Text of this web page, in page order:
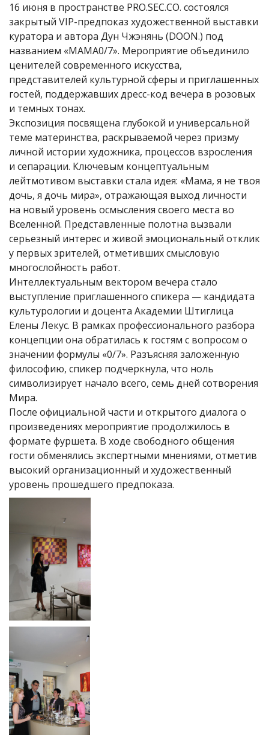
16 июня в пространстве PRO.SEC.CO. состоялся
закрытый VIP-предпоказ художественной выставки
куратора и автора Дун Чжэнянь (DOON.) под
названием «MAMA0/7». Мероприятие объединило
ценителей современного искусства,
представителей культурной сферы и приглашенных
гостей, поддержавших дресс-код вечера в розовых
и темных тонах.
Экспозиция посвящена глубокой и универсальной
теме материнства, раскрываемой через призму
личной истории художника, процессов взросления
и сепарации. Ключевым концептуальным
лейтмотивом выставки стала идея: «Мама, я не твоя
дочь, я дочь мира», отражающая выход личности
на новый уровень осмысления своего места во
Вселенной. Представленные полотна вызвали
серьезный интерес и живой эмоциональный отклик
у первых зрителей, отметивших смысловую
многослойность работ.
Интеллектуальным вектором вечера стало
выступление приглашенного спикера — кандидата
культурологии и доцента Академии Штиглица
Елены Лекус. В рамках профессионального разбора
концепции она обратилась к гостям с вопросом о
значении формулы «0/7». Разъясняя заложенную
философию, спикер подчеркнула, что ноль
символизирует начало всего, семь дней сотворения
Мира.
После официальной части и открытого диалога о
произведениях мероприятие продолжилось в
формате фуршета. В ходе свободного общения
гости обменялись экспертными мнениями, отметив
высокий организационный и художественный
уровень прошедшего предпоказа.